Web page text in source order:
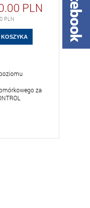
PLN
PLN
za